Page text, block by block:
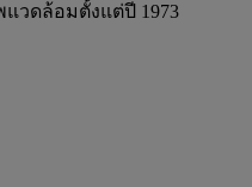
วดล้อมตั้งแต่ปี 1973